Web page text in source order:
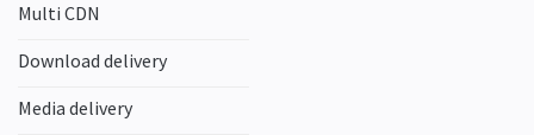
Multi CDN
Download delivery
Media delivery